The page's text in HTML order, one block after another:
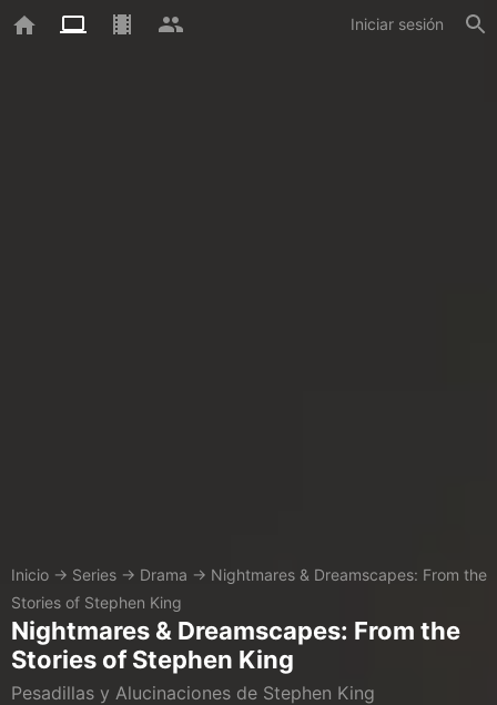
Iniciar sesión
Inicio → Series → Drama → Nightmares & Dreamscapes: From the
Stories of Stephen King
Nightmares & Dreamscapes: From the
Stories of Stephen King
Pesadillas y Alucinaciones de Stephen King